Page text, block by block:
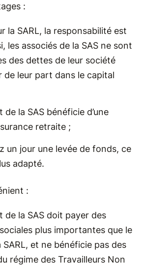
:
la SARL, la responsabilité est
les associés de la SAS ne sont
des dettes de leur société
de leur part dans le capital
de la SAS bénéficie d’une
retraite ;
un jour une levée de fonds, ce
adapté.
:
de la SAS doit payer des
plus importantes que le
SARL, et ne bénéficie pas des
régime des Travailleurs Non